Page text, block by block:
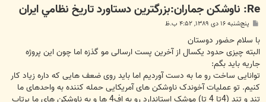
Re: ناوشکن جماران:بزرگترين دستاورد تاريخ نظامي ايران
س
ت
پنج‌شنبه ۱۶ دی ۱۳۸۹, ۴:۵۲ ب.ظ
با سلام حضور دوستان
البته چیزی حدود یکسال از آخرین پست ارسالی مو گذزه اما چون این پروژه
جاریه باید بگم:
توانایی ساخت رو ما به دست آوردیم اما باید روی ضعف هایی که داره زیاد کار
کنیم. تو عملیات آخوندک ناوشکن های آمریکایی حمله کننده به واحدهای ما
تند و تند (4تا 4 تا) موشک استاندارد رو به اف4 ها و به ناوشکن های ما پرتاب